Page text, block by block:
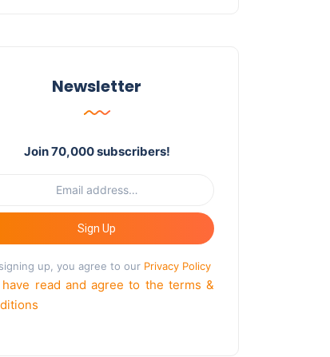
Newsletter
Join 70,000 subscribers!
Sign Up
up, you agree to our Privacy Policy
have read and agree to the terms &